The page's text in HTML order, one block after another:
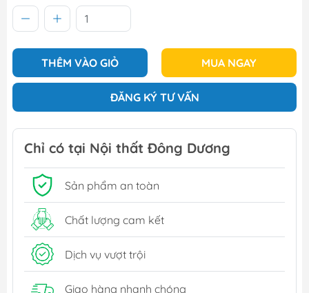
THÊM VÀO GIỎ MUA NGAY
ĐĂNG KÝ TƯ VẤN
Chỉ có tại Nội thất Đông Dương
Sản phẩm an toàn
Chất lượng cam kết
Dịch vụ vượt trội
Giao hàng nhanh chóng